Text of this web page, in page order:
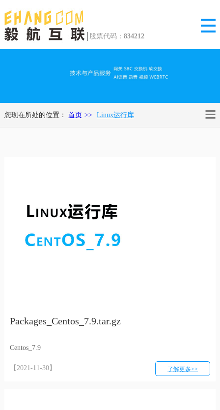
股票代码： 834212
您现在所处的位置： 首页 Linux运行库
Packages_Centos_7.9.tar.gz
Centos_7.9
【2021-11-30】 了解更多>>